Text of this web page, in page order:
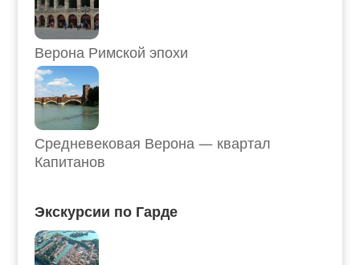
Верона Римской эпохи
Средневековая Верона — квартал
Капитанов
Экскурсии по Гарде